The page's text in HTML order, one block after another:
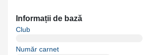
Informații de bază
Club
Număr carnet